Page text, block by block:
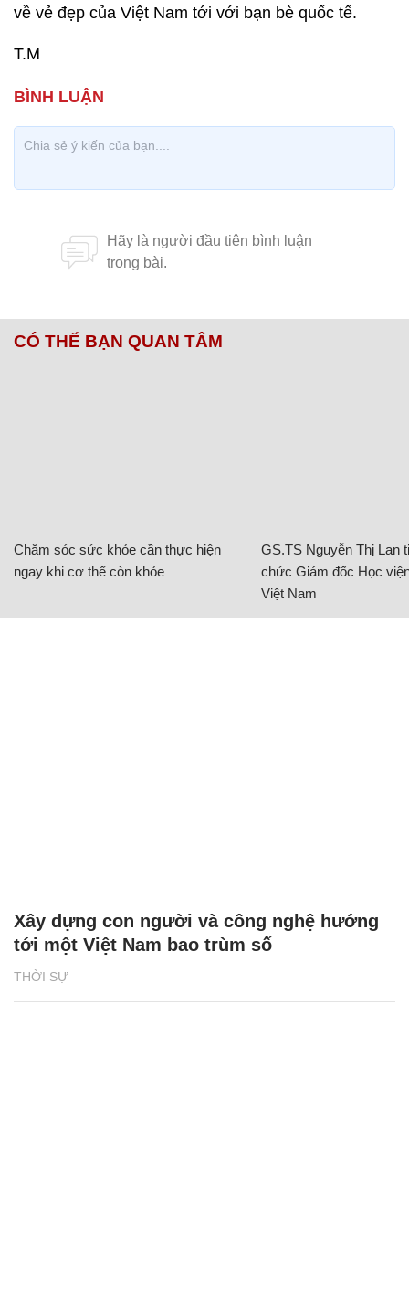
về vẻ đẹp của Việt Nam tới với bạn bè quốc tế.
T.M
CÓ THỂ BẠN QUAN TÂM
Chăm sóc sức khỏe cần thực hiện
ngay khi cơ thể còn khỏe
GS.TS Nguyễn Thị Lan
chức Giám đốc Học
Việt Nam
THỜI SỰ
Xây dựng con người và công nghệ hướng
tới một Việt Nam bao trùm số